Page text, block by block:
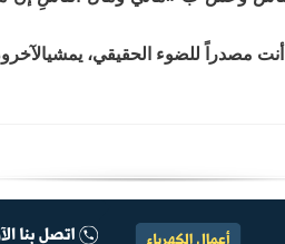
مصدراً للضوء الحقيقي،